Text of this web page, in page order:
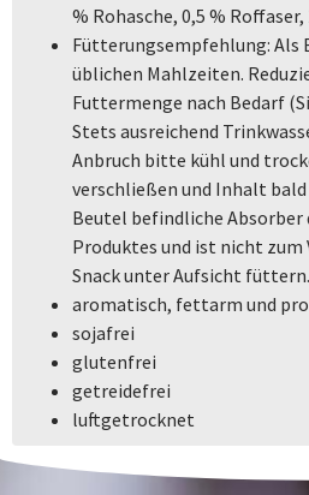
% Rohasche, 0,5 %
Fütterungsempfehlung: Als
üblichen Mahlzeiten.
Futtermenge nach Bedarf
Stets ausreichend
Anbruch bitte kühl und
verschließen und Inhalt
Beutel befindliche Absorber
Produktes und ist nicht zum
Snack unter Aufsicht füttern.
aromatisch, fettarm und
sojafrei
glutenfrei
getreidefrei
luftgetrocknet